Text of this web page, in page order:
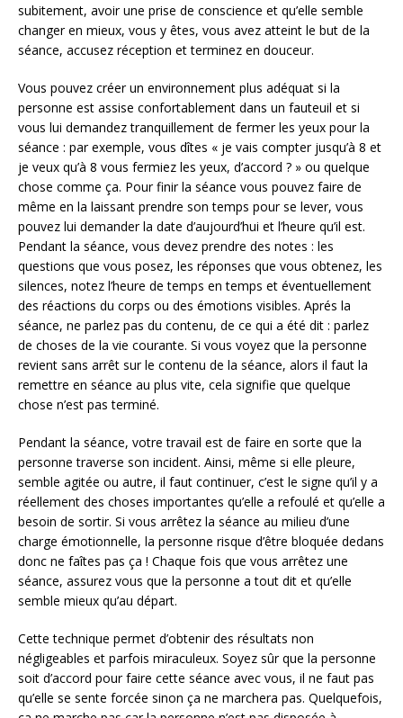
subitement, avoir une prise de conscience et qu’elle semble
changer en mieux, vous y êtes, vous avez atteint le but de la
séance, accusez réception et terminez en douceur.
Vous pouvez créer un environnement plus adéquat si la
personne est assise confortablement dans un fauteuil et si
vous lui demandez tranquillement de fermer les yeux pour la
séance : par exemple, vous dîtes « je vais compter jusqu’à 8 et
je veux qu’à 8 vous fermiez les yeux, d’accord ? » ou quelque
chose comme ça. Pour finir la séance vous pouvez faire de
même en la laissant prendre son temps pour se lever, vous
pouvez lui demander la date d’aujourd’hui et l’heure qu’il est.
Pendant la séance, vous devez prendre des notes : les
questions que vous posez, les réponses que vous obtenez, les
silences, notez l’heure de temps en temps et éventuellement
des réactions du corps ou des émotions visibles. Aprés la
séance, ne parlez pas du contenu, de ce qui a été dit : parlez
de choses de la vie courante. Si vous voyez que la personne
revient sans arrêt sur le contenu de la séance, alors il faut la
remettre en séance au plus vite, cela signifie que quelque
chose n’est pas terminé.
Pendant la séance, votre travail est de faire en sorte que la
personne traverse son incident. Ainsi, même si elle pleure,
semble agitée ou autre, il faut continuer, c’est le signe qu’il y a
réellement des choses importantes qu’elle a refoulé et qu’elle a
besoin de sortir. Si vous arrêtez la séance au milieu d’une
charge émotionnelle, la personne risque d’être bloquée dedans
donc ne faîtes pas ça ! Chaque fois que vous arrêtez une
séance, assurez vous que la personne a tout dit et qu’elle
semble mieux qu’au départ.
Cette technique permet d’obtenir des résultats non
négligeables et parfois miraculeux. Soyez sûr que la personne
soit d’accord pour faire cette séance avec vous, il ne faut pas
qu’elle se sente forcée sinon ça ne marchera pas. Quelquefois,